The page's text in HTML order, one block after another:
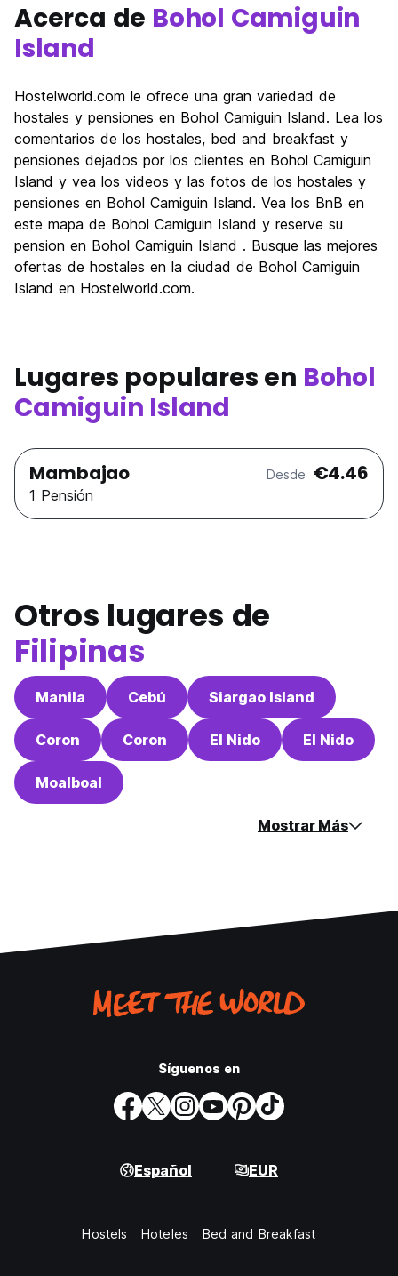
Acerca de Bohol Camiguin
Island
Hostelworld.com le ofrece una gran variedad de
hostales y pensiones en Bohol Camiguin Island. Lea los
comentarios de los hostales, bed and breakfast y
pensiones dejados por los clientes en Bohol Camiguin
Island y vea los videos y las fotos de los hostales y
pensiones en Bohol Camiguin Island. Vea los BnB en
este mapa de Bohol Camiguin Island y reserve su
pension en Bohol Camiguin Island . Busque las mejores
ofertas de hostales en la ciudad de Bohol Camiguin
Island en Hostelworld.com.
Lugares populares en Bohol
Camiguin Island
Mambajao Desde €4.46
1 Pensión
Otros lugares de
Filipinas
Manila Cebú Siargao Island
Coron Coron El Nido El Nido
Moalboal
Mostrar Más
Síguenos en
Español EUR
Hostels Hoteles Bed and Breakfast